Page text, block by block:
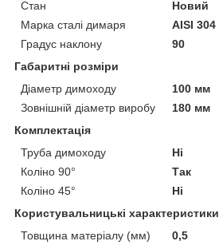
Стан
Новий
Марка сталі димаря
AISI 304
Градус наклону
90
Габаритні розміри
Діаметр димоходу
100 мм
Зовнішній діаметр виробу
180 мм
Комплектація
Труба димоходу
Ні
Коліно 90°
Так
Коліно 45°
Ні
Користувальницькі характеристики
Товщина матеріалу (мм)
0,5